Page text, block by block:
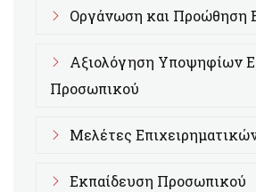
Οργάνωση και Προώθηση
Αξιολόγηση Υποψηφίων
Προσωπικού
Μελέτες
Εκπαίδευση Προσωπικού